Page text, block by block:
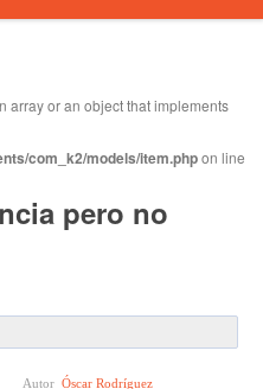
array or an object that implements
com_k2/models/item.phpon line
pero no
Autor Óscar Rodríguez